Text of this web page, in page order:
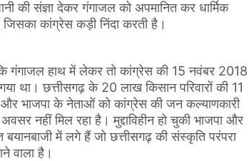
की संज्ञा देकर गंगाजल को अपमानित कर धार्मिक
कांग्रेस कड़ी निंदा करती है।
गंगाजल हाथ में लेकर तो कांग्रेस की 15 नवंबर 2018
गया था। छत्तीसगढ़ के 20 लाख किसान परिवारों की 11
और भाजपा के नेताओं को कांग्रेस की जन कल्याणकारी
नहीं मिल रहा है। मुद्दाविहीन हो चुकी भाजपा और
बयानबाजी में लगे हैं जो छत्तीसगढ़ की संस्कृति परंपरा
वाला है।